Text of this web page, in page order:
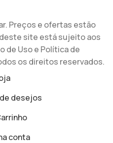
Preços e ofertas estão
site está sujeito aos
de Uso e Política de
os direitos reservados.
desejos
conta